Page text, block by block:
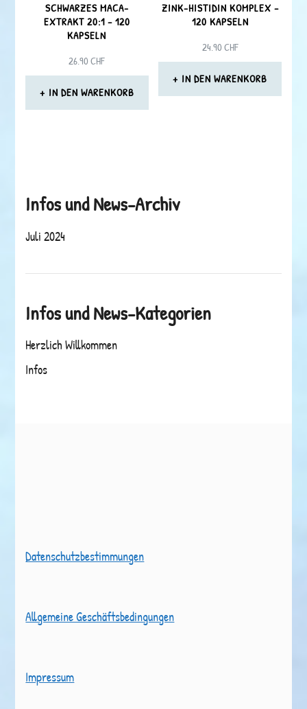
SCHWARZES MACA-
EXTRAKT 20:1 – 120
KAPSELN
26.90CHF
IN DEN WARENKORB
ZINK-HISTIDIN KOMPLEX –
120 KAPSELN
24.90CHF
IN DEN WARENKORB
Infos und News-Archiv
Juli 2024
Infos und News-Kategorien
Herzlich Willkommen
Infos
Datenschutzbestimmungen
Allgemeine Geschäftsbedingungen
Impressum